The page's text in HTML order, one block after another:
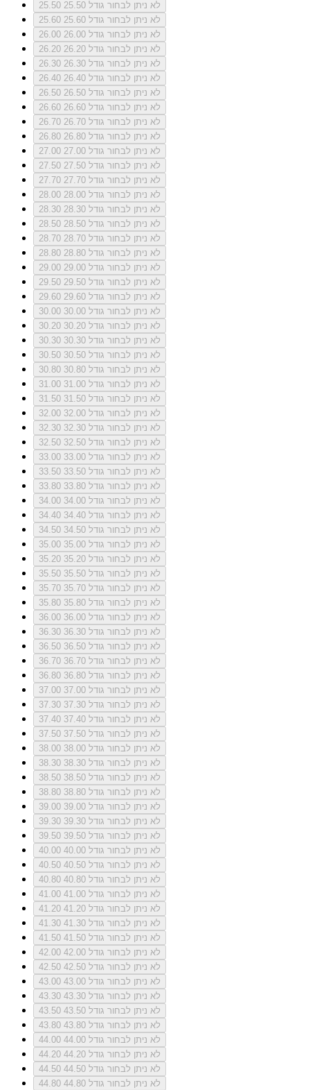
25.50
לא ניתן לבחור גודל 25.50
25.60
לא ניתן לבחור גודל 25.60
26.00
לא ניתן לבחור גודל 26.00
26.20
לא ניתן לבחור גודל 26.20
26.30
לא ניתן לבחור גודל 26.30
26.40
לא ניתן לבחור גודל 26.40
26.50
לא ניתן לבחור גודל 26.50
26.60
לא ניתן לבחור גודל 26.60
26.70
לא ניתן לבחור גודל 26.70
26.80
לא ניתן לבחור גודל 26.80
27.00
לא ניתן לבחור גודל 27.00
27.50
לא ניתן לבחור גודל 27.50
27.70
לא ניתן לבחור גודל 27.70
28.00
לא ניתן לבחור גודל 28.00
28.30
לא ניתן לבחור גודל 28.30
28.50
לא ניתן לבחור גודל 28.50
28.70
לא ניתן לבחור גודל 28.70
28.80
לא ניתן לבחור גודל 28.80
29.00
לא ניתן לבחור גודל 29.00
29.50
לא ניתן לבחור גודל 29.50
29.60
לא ניתן לבחור גודל 29.60
30.00
לא ניתן לבחור גודל 30.00
30.20
לא ניתן לבחור גודל 30.20
30.30
לא ניתן לבחור גודל 30.30
30.50
לא ניתן לבחור גודל 30.50
30.80
לא ניתן לבחור גודל 30.80
31.00
לא ניתן לבחור גודל 31.00
31.50
לא ניתן לבחור גודל 31.50
32.00
לא ניתן לבחור גודל 32.00
32.30
לא ניתן לבחור גודל 32.30
32.50
לא ניתן לבחור גודל 32.50
33.00
לא ניתן לבחור גודל 33.00
33.50
לא ניתן לבחור גודל 33.50
33.80
לא ניתן לבחור גודל 33.80
34.00
לא ניתן לבחור גודל 34.00
34.40
לא ניתן לבחור גודל 34.40
34.50
לא ניתן לבחור גודל 34.50
35.00
לא ניתן לבחור גודל 35.00
35.20
לא ניתן לבחור גודל 35.20
35.50
לא ניתן לבחור גודל 35.50
35.70
לא ניתן לבחור גודל 35.70
35.80
לא ניתן לבחור גודל 35.80
36.00
לא ניתן לבחור גודל 36.00
36.30
לא ניתן לבחור גודל 36.30
36.50
לא ניתן לבחור גודל 36.50
36.70
לא ניתן לבחור גודל 36.70
36.80
לא ניתן לבחור גודל 36.80
37.00
לא ניתן לבחור גודל 37.00
37.30
לא ניתן לבחור גודל 37.30
37.40
לא ניתן לבחור גודל 37.40
37.50
לא ניתן לבחור גודל 37.50
38.00
לא ניתן לבחור גודל 38.00
38.30
לא ניתן לבחור גודל 38.30
38.50
לא ניתן לבחור גודל 38.50
38.80
לא ניתן לבחור גודל 38.80
39.00
לא ניתן לבחור גודל 39.00
39.30
לא ניתן לבחור גודל 39.30
39.50
לא ניתן לבחור גודל 39.50
40.00
לא ניתן לבחור גודל 40.00
40.50
לא ניתן לבחור גודל 40.50
40.80
לא ניתן לבחור גודל 40.80
41.00
לא ניתן לבחור גודל 41.00
41.20
לא ניתן לבחור גודל 41.20
41.30
לא ניתן לבחור גודל 41.30
41.50
לא ניתן לבחור גודל 41.50
42.00
לא ניתן לבחור גודל 42.00
42.50
לא ניתן לבחור גודל 42.50
43.00
לא ניתן לבחור גודל 43.00
43.30
לא ניתן לבחור גודל 43.30
43.50
לא ניתן לבחור גודל 43.50
43.80
לא ניתן לבחור גודל 43.80
44.00
לא ניתן לבחור גודל 44.00
44.20
לא ניתן לבחור גודל 44.20
44.50
לא ניתן לבחור גודל 44.50
44.80
לא ניתן לבחור גודל 44.80